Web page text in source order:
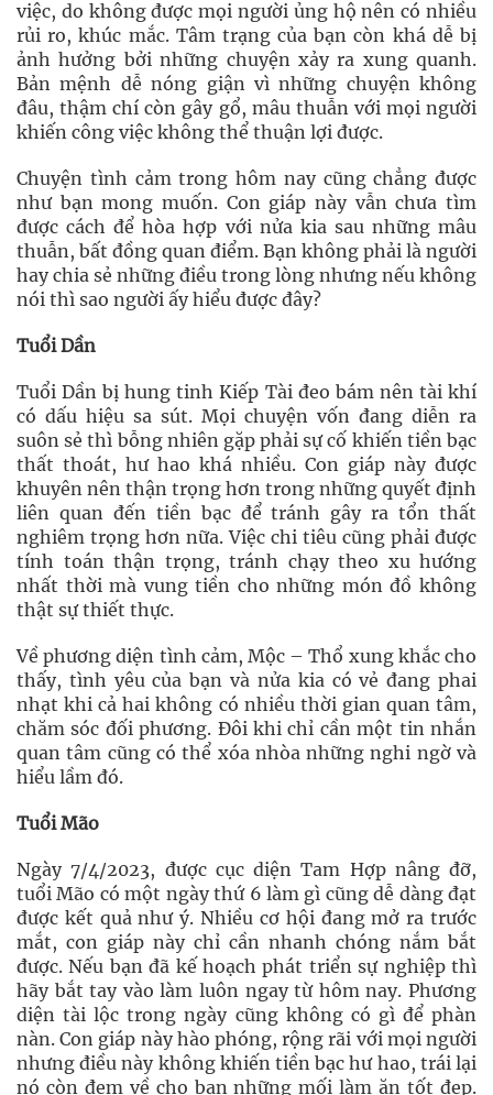
việc, do không được mọi người ủng hộ nên có nhiều
rủi ro, khúc mắc. Tâm trạng của bạn còn khá dễ bị
ảnh hưởng bởi những chuyện xảy ra xung quanh.
Bản mệnh dễ nóng giận vì những chuyện không
đâu, thậm chí còn gây gổ, mâu thuẫn với mọi người
khiến công việc không thể thuận lợi được.
Chuyện tình cảm trong hôm nay cũng chẳng được
như bạn mong muốn. Con giáp này vẫn chưa tìm
được cách để hòa hợp với nửa kia sau những mâu
thuẫn, bất đồng quan điểm. Bạn không phải là người
hay chia sẻ những điều trong lòng nhưng nếu không
nói thì sao người ấy hiểu được đây?
Tuổi Dần
Tuổi Dần bị hung tinh Kiếp Tài đeo bám nên tài khí
có dấu hiệu sa sút. Mọi chuyện vốn đang diễn ra
suôn sẻ thì bỗng nhiên gặp phải sự cố khiến tiền bạc
thất thoát, hư hao khá nhiều. Con giáp này được
khuyên nên thận trọng hơn trong những quyết định
liên quan đến tiền bạc để tránh gây ra tổn thất
nghiêm trọng hơn nữa. Việc chi tiêu cũng phải được
tính toán thận trọng, tránh chạy theo xu hướng
nhất thời mà vung tiền cho những món đồ không
thật sự thiết thực.
Về phương diện tình cảm, Mộc – Thổ xung khắc cho
thấy, tình yêu của bạn và nửa kia có vẻ đang phai
nhạt khi cả hai không có nhiều thời gian quan tâm,
chăm sóc đối phương. Đôi khi chỉ cần một tin nhắn
quan tâm cũng có thể xóa nhòa những nghi ngờ và
hiểu lầm đó.
Tuổi Mão
Ngày 7/4/2023, được cục diện Tam Hợp nâng đỡ,
tuổi Mão có một ngày thứ 6 làm gì cũng dễ dàng đạt
được kết quả như ý. Nhiều cơ hội đang mở ra trước
mắt, con giáp này chỉ cần nhanh chóng nắm bắt
được. Nếu bạn đã kế hoạch phát triển sự nghiệp thì
hãy bắt tay vào làm luôn ngay từ hôm nay. Phương
diện tài lộc trong ngày cũng không có gì để phàn
nàn. Con giáp này hào phóng, rộng rãi với mọi người
nhưng điều này không khiến tiền bạc hư hao, trái lại
nó còn đem về cho bạn những mối làm ăn tốt đẹp.